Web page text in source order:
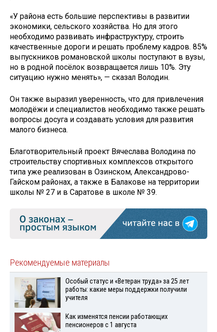
«У района есть большие перспективы в развитии
экономики, сельского хозяйства. Но для этого
необходимо развивать инфраструктуру, строить
качественные дороги и решать проблему кадров. 85%
выпускников романовской школы поступают в вузы,
но в родной посёлок возвращается лишь 10%. Эту
ситуацию нужно менять», — сказал Володин.
Он также выразил уверенность, что для привлечения
молодёжи и специалистов необходимо также решать
вопросы досуга и создавать условия для развития
малого бизнеса.
Благотворительный проект Вячеслава Володина по
строительству спортивных комплексов открытого
типа уже реализован в Озинском, Александрово-
Гайском районах, а также в Балакове на территории
школы № 27 и в Саратове в школе № 39.
Рекомендуемые материалы
Особый статус и «Ветеран труда» за 25 лет
работы: какие меры поддержки получили
учителя
Как изменятся пенсии работающих
пенсионеров с 1 августа